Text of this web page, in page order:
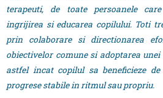
terapeuti, de toate persoanele
ingrijirea si educarea copilului. Toti
prin colaborare si directionarea
obiectivelor comune si adoptarea
astfel incat copilul sa beneficieze
progrese stabile in ritmul sau propriu.